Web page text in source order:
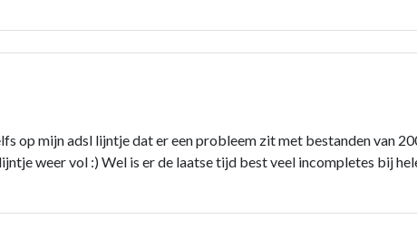
op mijn adsl lijntje dat er een probleem zit met bestanden van
weer vol :) Wel is er de laatse tijd best veel incompletes bij